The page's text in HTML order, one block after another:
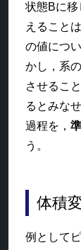
状態Bに
えること
の値につ
かし，系
させるこ
るとみな
過程を，
う。
体積
例として